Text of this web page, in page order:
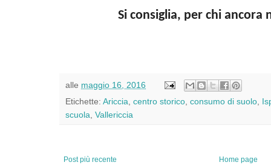
Si consiglia, per chi ancora
alle maggio 16, 2016
Etichette: Ariccia centro storico consumo di suolo
scuola Vallericcia
Post più recente Home page